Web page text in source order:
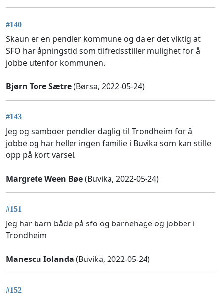
#140
Skaun er en pendler kommune og da er det viktig at
SFO har åpningstid som tilfredsstiller mulighet for å
jobbe utenfor kommunen.
Bjørn Tore Sætre(Børsa, 2022-05-24)
#143
Jeg og samboer pendler daglig til Trondheim for å
jobbe og har heller ingen familie i Buvika som kan stille
opp på kort varsel.
Margrete Ween Bøe(Buvika, 2022-05-24)
#151
Jeg har barn både på sfo og barnehage og jobber i
Trondheim
Manescu Iolanda (Buvika, 2022-05-24)
#152